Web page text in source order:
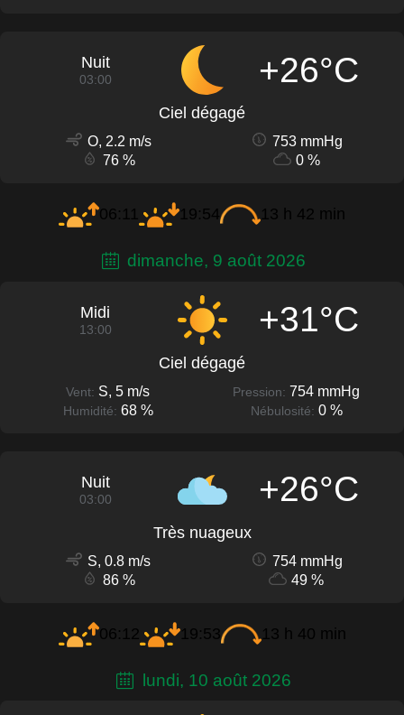
Nuit
03:00 +26°C
Ciel dégagé
O, 2.2 m/s
753 mmHg
76 %
0 %
06:11 19:54 13 h 42 min
dimanche, 9 août 2026
Midi
13:00 +31°C
Ciel dégagé
Vent: S, 5 m/s Pression: 754 mmHg
Humidité: 68 % Nébulosité: 0 %
Nuit
03:00 +26°C
Très nuageux
S, 0.8 m/s
754 mmHg
86 %
49 %
06:12 19:53 13 h 40 min
lundi, 10 août 2026